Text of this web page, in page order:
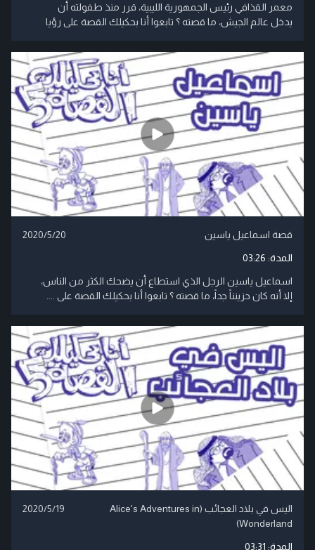
معمر القذافي رئيس الجمهورية الليبية، قرر منذ طفولته أن
يدخل عالم الجيش، ما قصته ؟ تابعوا أنا بحكيلك القصة على رؤيا
قصة اسماعيل ياسين 2020/5/20
المدة: 03:26
اسماعيل ياسين الرجل الذي استطاع أن يضحك الكثر من الناس،
إلا أنه كان حزينناً جداً، ما قصته ؟ تابعوا أنا بحكيلك القصة على ....
اليس في بلاد العجائب (Alice's Adventures in
Wonderland)
2020/5/19
المدة: 03:31